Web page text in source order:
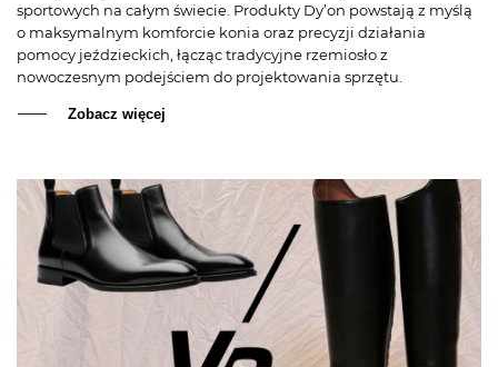
sportowych na całym świecie. Produkty Dy’on powstają z myślą
o maksymalnym komforcie konia oraz precyzji działania
pomocy jeździeckich, łącząc tradycyjne rzemiosło z
nowoczesnym podejściem do projektowania sprzętu.
Zobacz więcej